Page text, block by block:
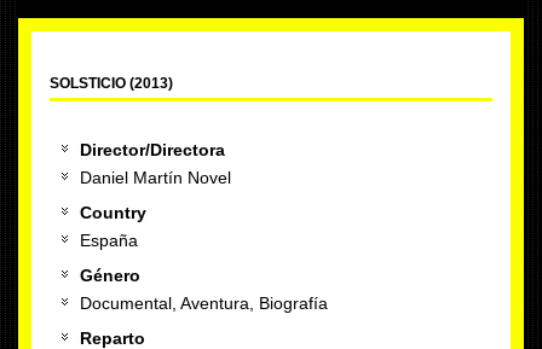
SOLSTICIO (2013)
Director/Directora
Daniel Martín Novel
Country
España
Género
Documental, Aventura, Biografía
Reparto